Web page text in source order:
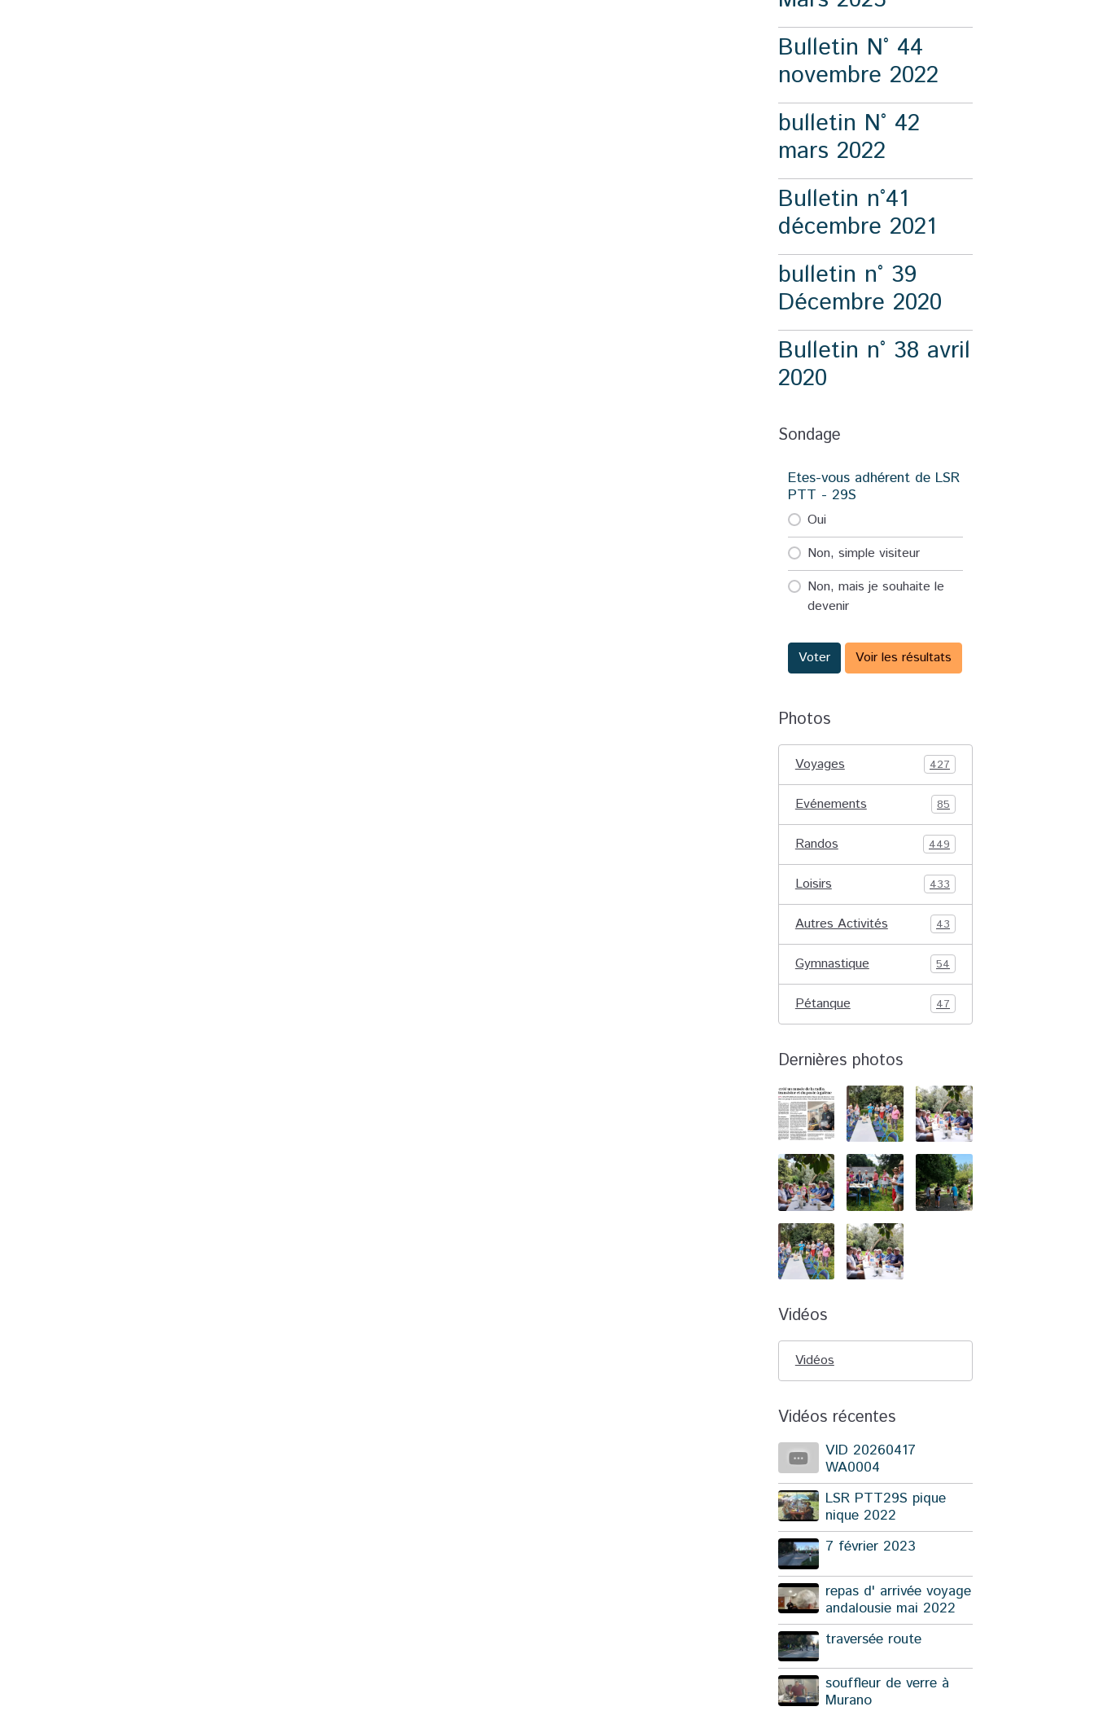
Bulletin N° 44
novembre 2022
bulletin N° 42
mars 2022
Bulletin n°41
décembre 2021
bulletin n° 39
Décembre 2020
Bulletin n° 38 avril
2020
Sondage
Etes-vous adhérent de LSR
PTT - 29S
Oui
Non, simple visiteur
Non, mais je souhaite le
devenir
Voter Voir les résultats
Photos
Voyages 427
Evénements 85
Randos 449
Loisirs 433
Autres Activités 43
Gymnastique 54
Pétanque 47
Dernières photos
Vidéos
Vidéos
Vidéos récentes
VID 20260417
WA0004
LSR PTT29S pique
nique 2022
7 février 2023
repas d' arrivée voyage
andalousie mai 2022
traversée route
souffleur de verre à
Murano